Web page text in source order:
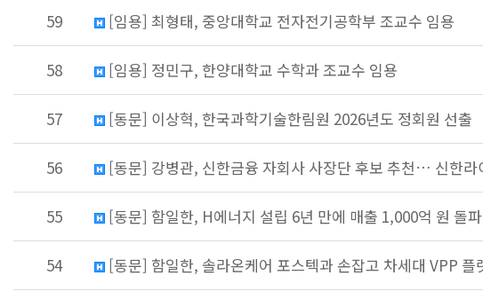
59 [임용] 최형태, 중앙대학교 전자전기공학부 조교수 임용
58 [임용] 정민구, 한양대학교 수학과 조교수 임용
57 [동문] 이상혁, 한국과학기술한림원 2026년도 정회원 선출
56 [동문] 강병관, 신한금융 자회사 사장단 후보 추천… 신한라
55 [동문] 함일한, H에너지 설립 6년 만에 매출 1,000억 원 돌
54 [동문] 함일한, 솔라온케어 포스텍과 손잡고 차세대 VPP 플